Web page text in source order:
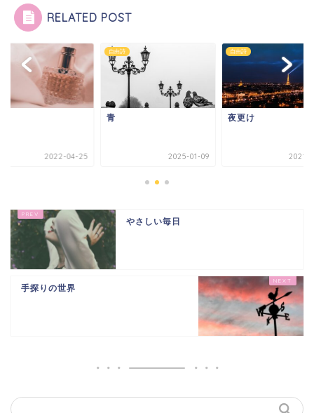
RELATED POST
2022-04-25
自由詩
青
2025-01-09
自由詩
夜更け
2021-
やさしい毎日
手探りの世界